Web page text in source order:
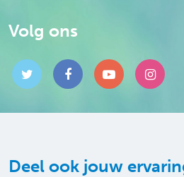
Volg ons
Deel ook jouw